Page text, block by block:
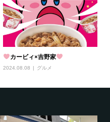
カービィ×吉野家
2024.08.08 グルメ